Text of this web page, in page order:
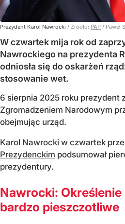
Prezydent Karol Nawrocki / Źródło: PAP / Paweł
W czwartek mija rok od
Nawrockiego na prezydenta
odniosła się do oskarżeń
stosowanie wet.
6 sierpnia 2025 roku prezydent
Zgromadzeniem Narodowym
obejmując urząd.
Karol Nawrocki w czwartek
Prezydenckim podsumował
prezydentury.
Nawrocki:
bardzo pieszczotliwe